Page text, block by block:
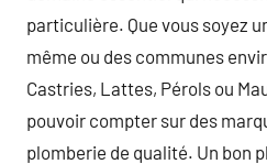
particulière. Que vous soyez
même ou des communes
Castries, Lattes, Pérols ou
pouvoir compter sur des
plomberie de qualité. Un bon